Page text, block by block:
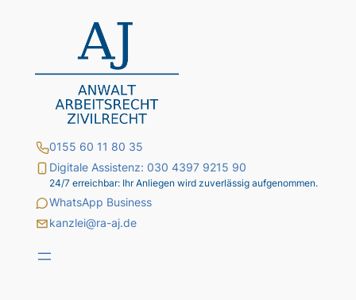
0155 60 11 80 35
Digitale Assistenz: 030 4397 9215 90
24/7 erreichbar: Ihr Anliegen wird zuverlässig aufgenommen.
WhatsApp Business
kanzlei@ra-aj.de